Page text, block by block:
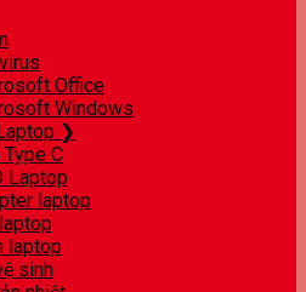
Office
Windows
❯
Type C
Laptop
laptop
laptop
sinh